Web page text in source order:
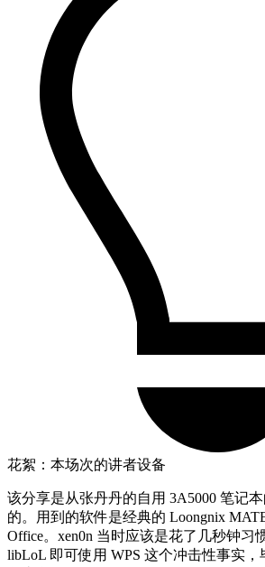
花絮：本场次的讲者设备
该分享是从张丹丹的自用 3A5000 笔记
的。用到的软件是经典的 Loongnix
Office。xen0n 当时应该是花了几秒钟习
libLoL 即可使用 WPS 这个冲击性事实